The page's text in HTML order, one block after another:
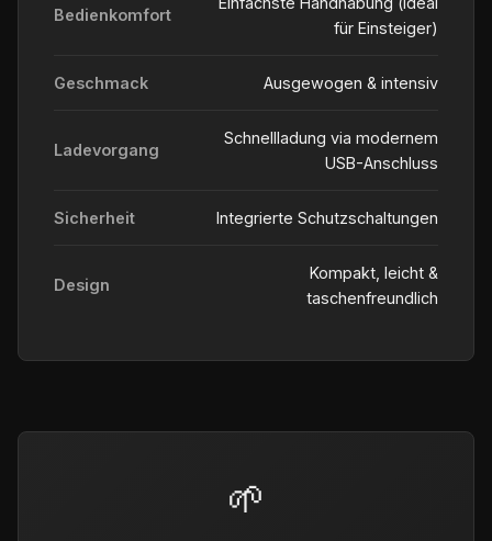
Bedienkomfort
für Einsteiger)
Geschmack Ausgewogen & intensiv
Ladevorgang
Schnellladung via modernem
USB-Anschluss
Sicherheit Integrierte Schutzschaltungen
Design
Kompakt, leicht &
taschenfreundlich
🌱